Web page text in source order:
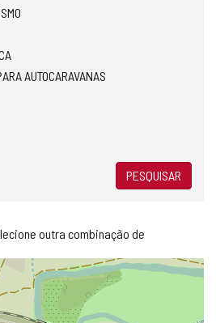
AUTOCARAVANAS
PESQUISAR
outra combinação de